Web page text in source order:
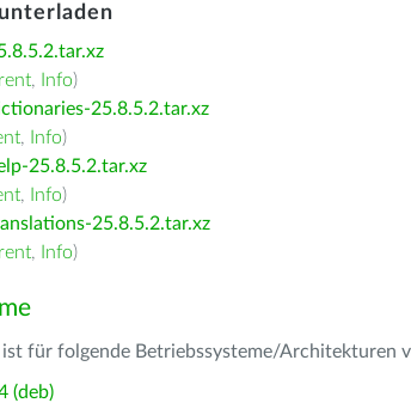
, Info)
25.8.5.2.tar.xz
, Info)
25.8.5.2.tar.xz
, Info)
25.8.5.2.tar.xz
, Info)
für folgende Betriebssysteme/Architekturen
(deb)